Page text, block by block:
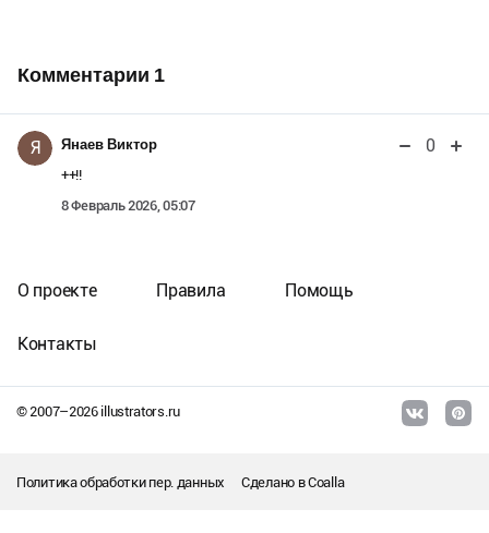
Комментарии 1
Я Янаев Виктор 0
++!!
8 Февраль 2026, 05:07
© 2007–2026illustrators.ru
О проекте Правила Помощь
Контакты
Политика обработки пер. данных Сделано вCoalla